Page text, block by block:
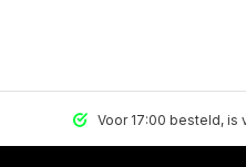
Voor 17:00 besteld, is